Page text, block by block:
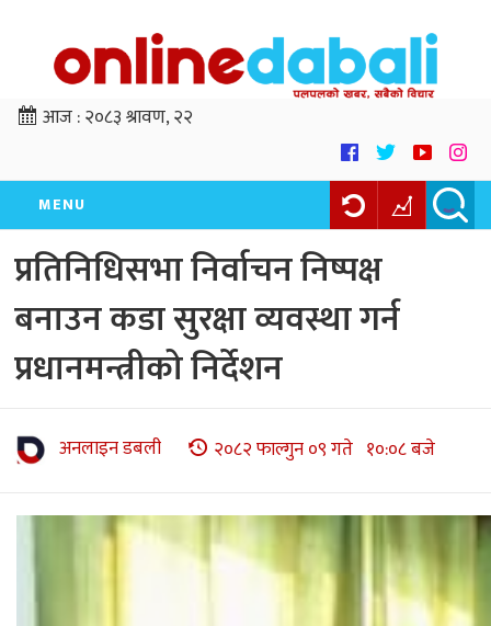
आज :२०८३ श्रावण, २२
MENU
प्रतिनिधिसभा निर्वाचन निष्पक्ष
बनाउन कडा सुरक्षा व्यवस्था गर्न
प्रधानमन्त्रीको निर्देशन
अनलाइन डबली २०८२ फाल्गुन ०९ गते १०:०८ बजे